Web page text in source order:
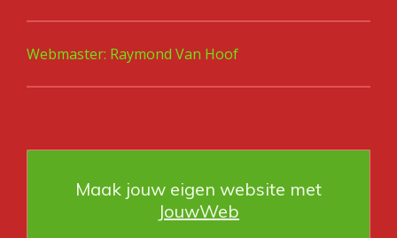
Webmaster: Raymond Van Hoof
Maak jouw eigen website met
JouwWeb